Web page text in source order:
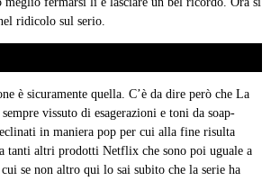
ridicolo sul serio.
è sicuramente quella. C’è da dire però che La
sempre vissuto di esagerazioni e toni da soap-
in maniera pop per cui alla fine risulta
tanti altri prodotti Netflix che sono poi uguale a
se non altro qui lo sai subito che la serie ha